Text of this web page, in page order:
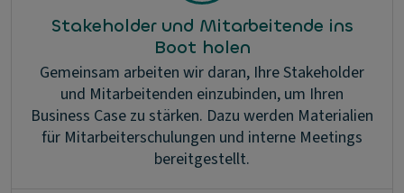
Stakeholder und Mitarbeitende ins
Boot holen
Gemeinsam arbeiten wir daran, Ihre Stakeholder
und Mitarbeitenden einzubinden, um Ihren
Business Case zu stärken. Dazu werden Materialien
für Mitarbeiterschulungen und interne Meetings
bereitgestellt.